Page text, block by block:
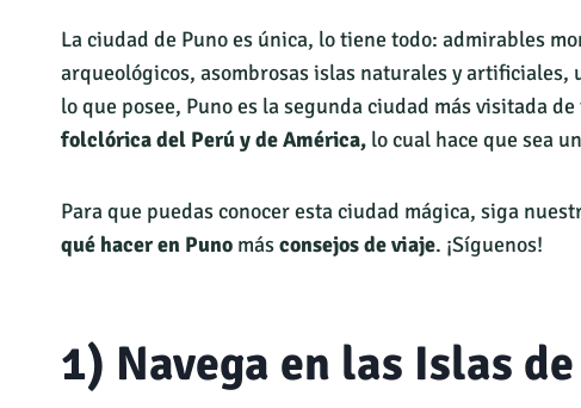
La ciudad de Puno es única, lo tiene todo: admirables
arqueológicos, asombrosas islas naturales y
lo que posee, Puno es la segunda ciudad más visitada
folclórica del Perú y de América, lo cual hace que sea
Para que puedas conocer esta ciudad mágica, siga
qué hacer en Puno másconsejos de viaje. ¡Síguenos!
1) Navega en las Islas